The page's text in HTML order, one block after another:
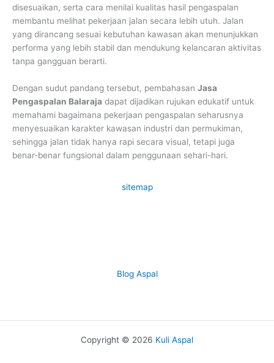
disesuaikan, serta cara menilai kualitas hasil pengaspalan
membantu melihat pekerjaan jalan secara lebih utuh. Jalan
yang dirancang sesuai kebutuhan kawasan akan menunjukkan
performa yang lebih stabil dan mendukung kelancaran aktivitas
tanpa gangguan berarti.
Dengan sudut pandang tersebut, pembahasan Jasa
Pengaspalan Balaraja dapat dijadikan rujukan edukatif untuk
memahami bagaimana pekerjaan pengaspalan seharusnya
menyesuaikan karakter kawasan industri dan permukiman,
sehingga jalan tidak hanya rapi secara visual, tetapi juga
benar-benar fungsional dalam penggunaan sehari-hari.
sitemap
Blog Aspal
Copyright © 2026 Kuli Aspal